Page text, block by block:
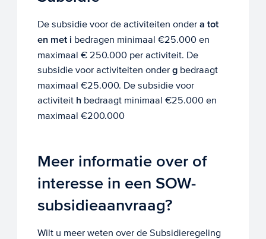
De subsidie voor de activiteiten onder a tot
en met i bedragen minimaal €25.000 en
maximaal € 250.000 per activiteit. De
subsidie voor activiteiten onder gbedraagt
maximaal €25.000. De subsidie voor
activiteit hbedraagt minimaal €25.000 en
maximaal €200.000
Meer informatie over of
interesse in een SOW-
subsidieaanvraag?
Wilt u meer weten over de Subsidieregeling